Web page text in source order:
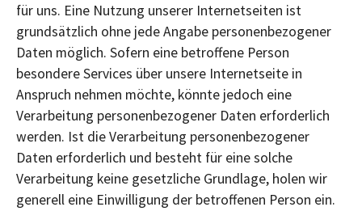
für uns. Eine Nutzung unserer Internetseiten ist
grundsätzlich ohne jede Angabe personenbezogener
Daten möglich. Sofern eine betroffene Person
besondere Services über unsere Internetseite in
Anspruch nehmen möchte, könnte jedoch eine
Verarbeitung personenbezogener Daten erforderlich
werden. Ist die Verarbeitung personenbezogener
Daten erforderlich und besteht für eine solche
Verarbeitung keine gesetzliche Grundlage, holen wir
generell eine Einwilligung der betroffenen Person ein.